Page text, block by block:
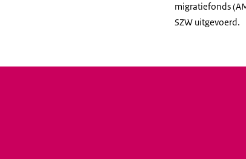
migratiefonds
SZW uitgevoerd.